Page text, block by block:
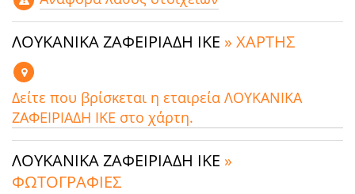
ΛΟΥΚΑΝΙΚΑ ΖΑΦΕΙΡΙΑΔΗ ΙΚΕ » ΧΑΡΤΗΣ
Δείτε που βρίσκεται η εταιρεία ΛΟΥΚΑΝΙΚΑ
ΖΑΦΕΙΡΙΑΔΗ ΙΚΕ στο χάρτη.
ΛΟΥΚΑΝΙΚΑ ΖΑΦΕΙΡΙΑΔΗ ΙΚΕ »
ΦΩΤΟΓΡΑΦΙΕΣ